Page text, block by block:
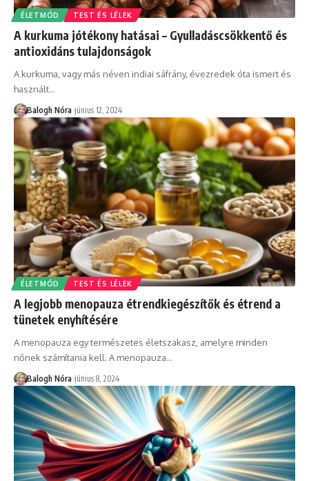
ÉLETMÓD TEST ÉS LÉLEK
A kurkuma jótékony hatásai – Gyulladáscsökkentő és
antioxidáns tulajdonságok
A kurkuma, vagy más néven indiai sáfrány, évezredek óta ismert és
használt…
Balogh Nóra június 12, 2024
ÉLETMÓD TEST ÉS LÉLEK
A legjobb menopauza étrendkiegészítők és étrend a
tünetek enyhítésére
A menopauza egy természetes életszakasz, amelyre minden
nőnek számítania kell. A menopauza…
Balogh Nóra június 8, 2024